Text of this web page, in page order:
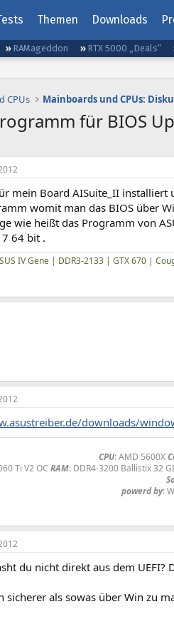
Themen Downloads
RAMageddon RTX 5000 „Deals“
CPUs Mainboards und CPUs:
für BIOS
mein Board AISuite_II installiert
womit man das BIOS über
wie heißt das Programm von
7 64 bit .
IV Gene | DDR3-2133 | GTX 670 |
downloads/
CPU: AMD 5600X
Ti V2 OC RAM: DDR4-3200 Ballistix 32
powerdby:
du nicht direkt aus dem UEFI?
sicherer als sowas über Win zu